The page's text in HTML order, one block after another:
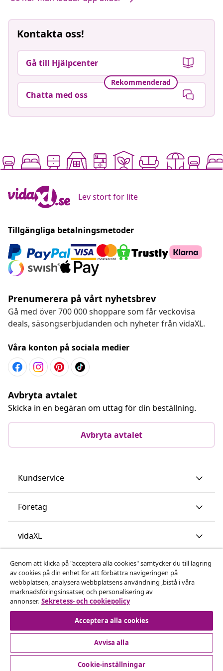
Kontakta oss!
Gå till Hjälpcenter
Rekommenderad
Chatta med oss
Lev stort for lite
Tillgängliga betalningsmetoder
Prenumerera på vårt nyhetsbrev
Gå med över 700 000 shoppare som får veckovisa
deals, säsongserbjudanden och nyheter från vidaXL.
Våra konton på sociala medier
Avbryta avtalet
Skicka in en begäran om uttag för din beställning.
Avbryta avtalet
Kundservice
Företag
vidaXL
Upptäck mer
© 2008-2026 vidaXL www.vidaxl.se är en webbshop från
vidaXL Marketplace International B.V.
Genom att klicka på "acceptera alla cookies" samtycker du till lagring
av cookies på din enhet för att förbättra navigeringen på
webbplatsen, analysera webbplatsens användning ,bistå i våra
marknadsföringsinsatser, och personalisering av
annonser. Sekretess- och cookiepolicy
Acceptera alla cookies
Avvisa alla
Cookie-inställningar